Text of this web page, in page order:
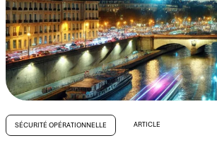
SÉCURITÉ OPÉRATIONNELLE ARTICLE